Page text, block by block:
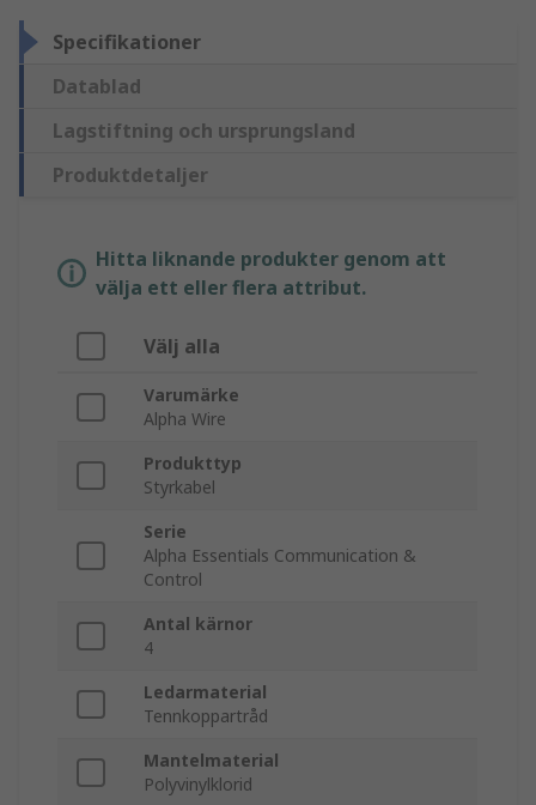
Specifikationer
Datablad
Lagstiftning och ursprungsland
Produktdetaljer
Hitta liknande produkter genom att
välja ett eller flera attribut.
Välj alla
Varumärke
Alpha Wire
Produkttyp
Styrkabel
Serie
Alpha Essentials Communication &
Control
Antal kärnor
4
Ledarmaterial
Tennkoppartråd
Mantelmaterial
Polyvinylklorid